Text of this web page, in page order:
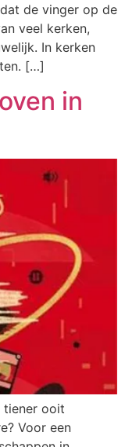
de vinger op de
veel kerken,
In kerken
[…]
in
tiener ooit
Voor een